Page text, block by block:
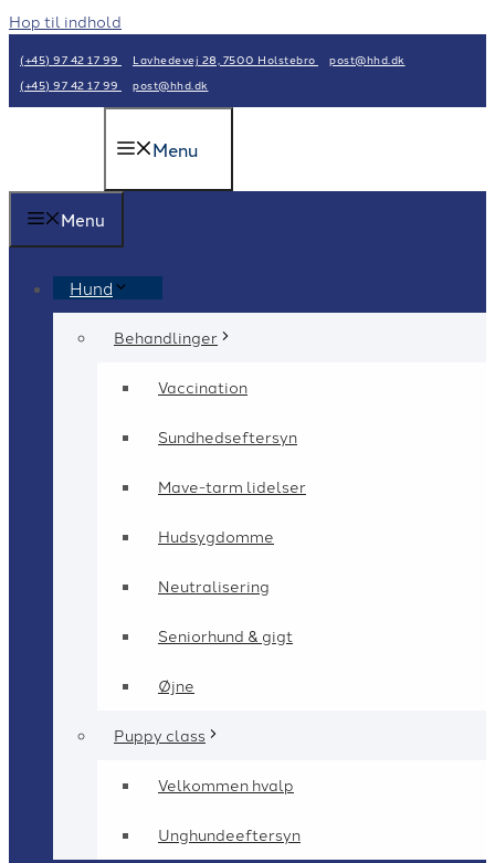
Hop til indhold
(+45) 97 42 17 99 Lavhedevej 28, 7500 Holstebro
post@hhd.dk
(+45) 97 42 17 99
post@hhd.dk
Menu
Menu
Hund
Behandlinger
Vaccination
Sundhedseftersyn
Mave-tarm lidelser
Hudsygdomme
Neutralisering
Seniorhund & gigt
Øjne
Puppy class
Velkommen hvalp
Unghundeeftersyn